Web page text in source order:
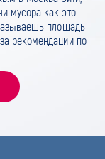
мусора как это
площадь
рекомендации по